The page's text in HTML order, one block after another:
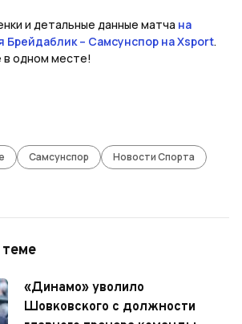
и детальные данные матча на
Брейдаблик – Самсунспор на Xsport.
в одном месте!
Самсунспор
Новости Спорта
«Динамо» уволило
Шовковского с должности